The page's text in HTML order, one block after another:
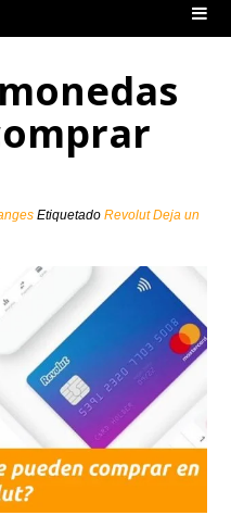
EtiquetadoRevolut Deja un